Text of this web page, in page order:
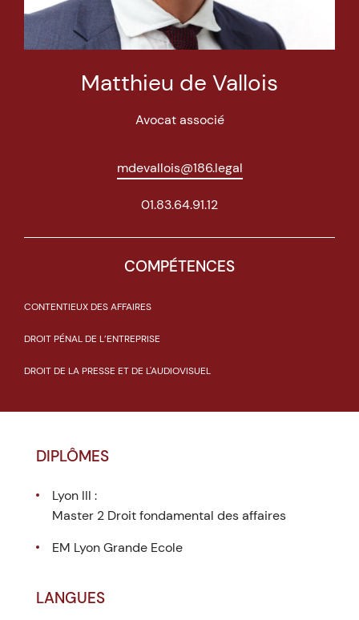
Matthieu de Vallois
Avocat associé
mdevallois@186.legal
01.83.64.91.12
COMPÉTENCES
CONTENTIEUX DES AFFAIRES
DROIT PÉNAL DE L’ENTREPRISE
DROIT DE LA PRESSE ET DE L'AUDIOVISUEL
DIPLÔMES
Lyon III :
Master 2 Droit fondamental des affaires
EM Lyon Grande Ecole
LANGUES